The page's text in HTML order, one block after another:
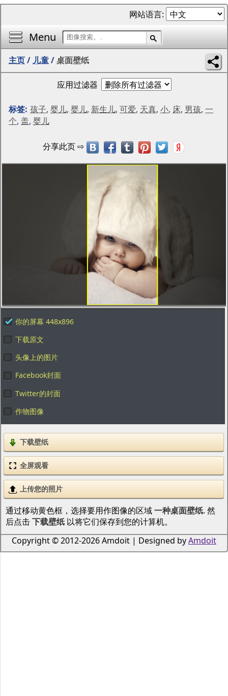
Menu
网站语言:
主页/ 儿童/桌面壁纸
应用过滤器
标签: 孩子, 婴儿, 婴儿, 新生儿, 可爱, 天真, 小, 床, 男孩, 一
个, 盖, 婴儿
你的屏幕 448x896
下载原文
头像上的图片
Facebook封面
Twitter的封面
作物图像
下载壁纸
全屏观看
上传您的照片
通过移动黄色框，选择要用作图像的区域一种桌面壁纸. 然
后点击下载壁纸以将它们保存到您的计算机。
Copyright © 2012-2026 Amdoit | Designed byAmdoit